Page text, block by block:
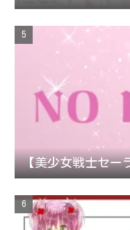
メニュー
【美少女戦士セー